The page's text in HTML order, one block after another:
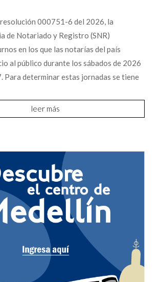
000751-6 del 2026, la
de Notariado y Registro (SNR)
en los que las notarías del país
al público durante los sábados de 2026
Para determinar estas jornadas se tiene
leer más